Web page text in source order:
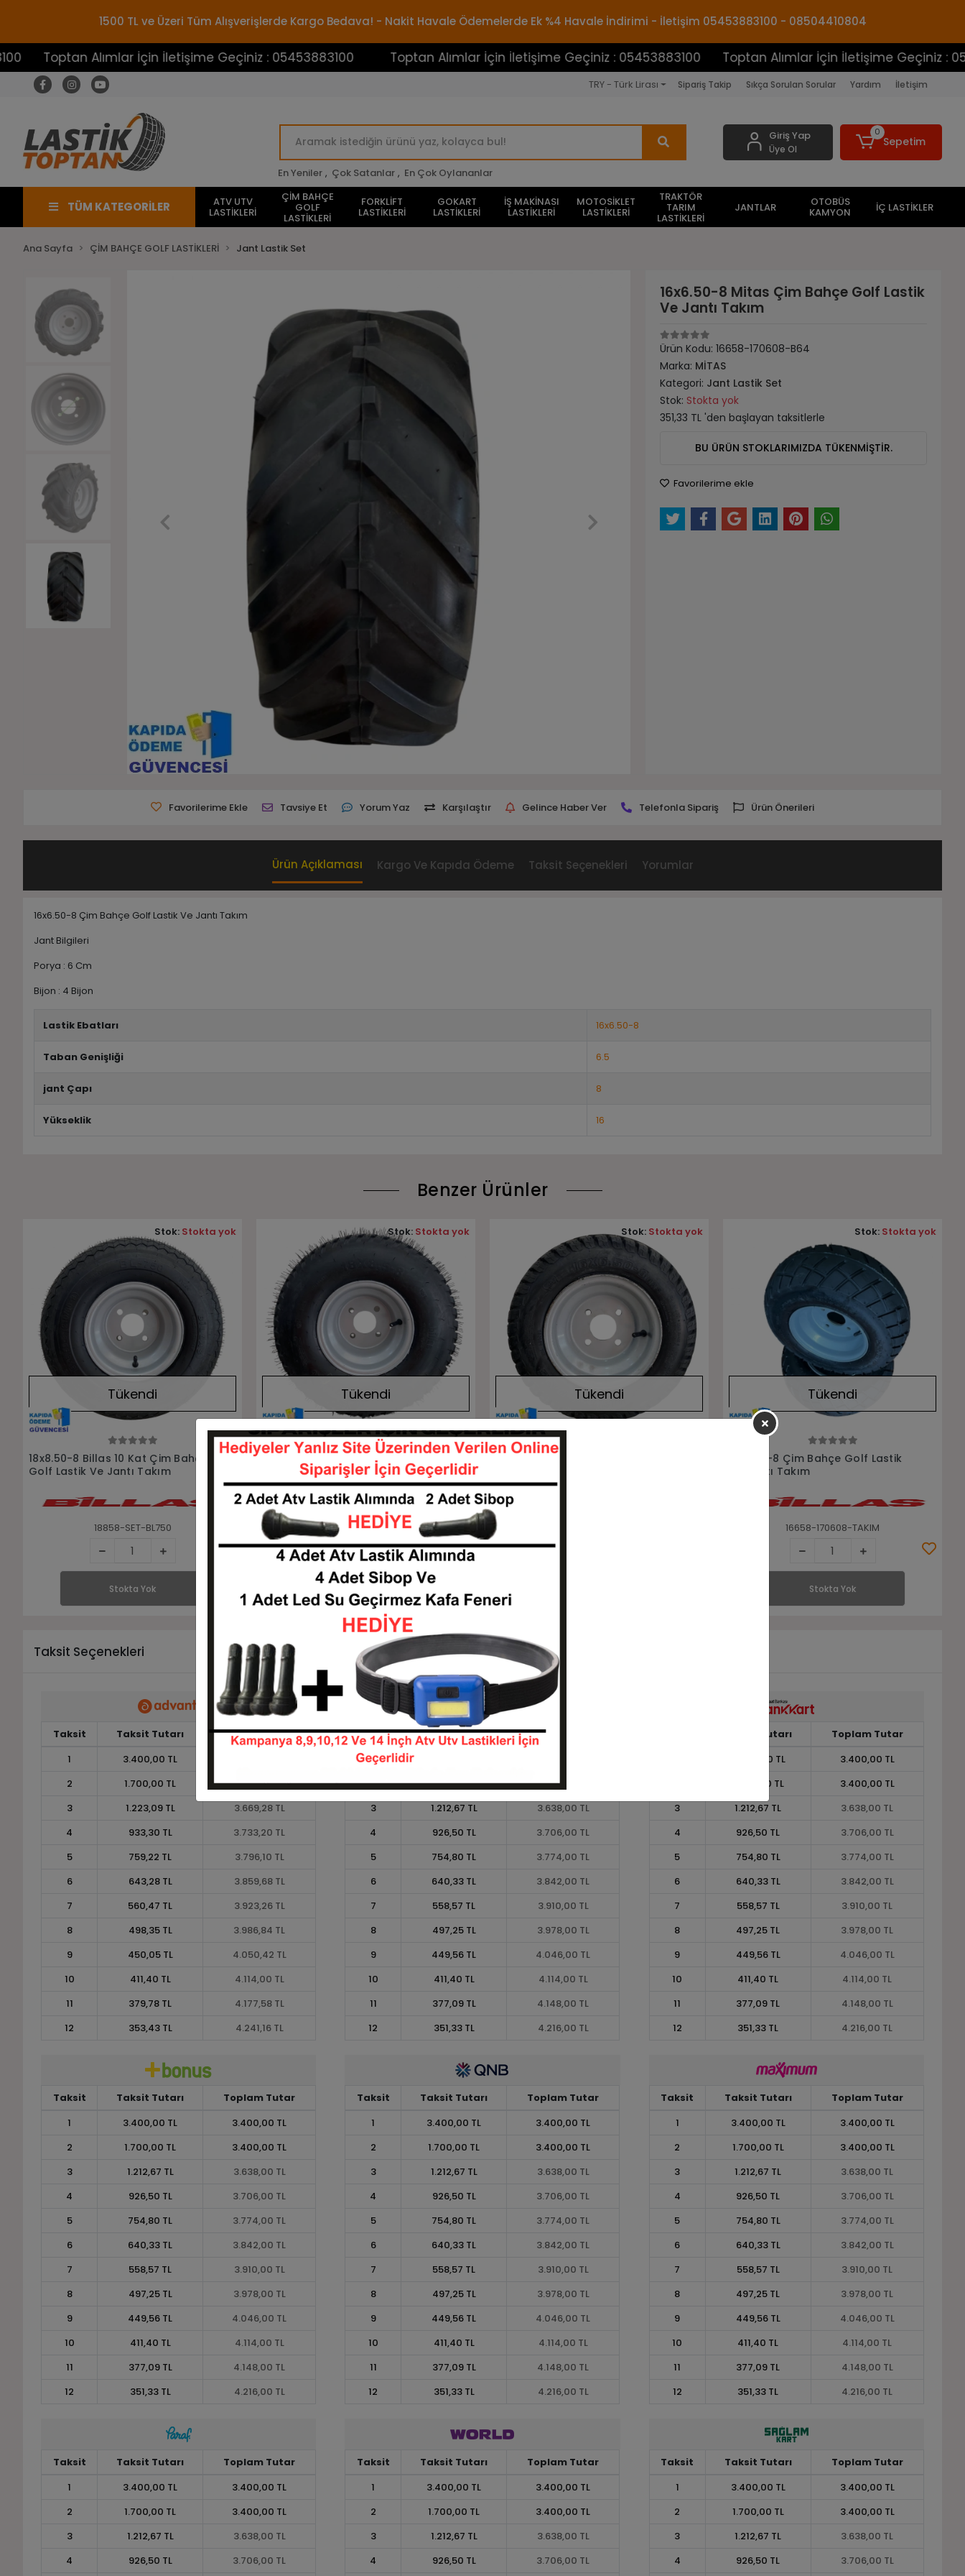
1500 TL ve Üzeri Tüm Alışverişlerde Kargo Bedava! - Nakit Havale Ödemelerde Ek %4 Havale İndirimi - İletişim 05453883100 - 08504410804
Alımlar İçin İletişime Geçiniz : 05453883100 Toptan Alımlar İçin İletişime Geçiniz : 05453883100 Toptan Alımlar İçin İletişime Geçiniz :
TRY - Türk Lirası Sipariş Takip Sıkça Sorulan Sorular Yardım İletişim
En Yeniler , Çok Satanlar , En Çok Oylananlar
Giriş Yap
Üye Ol
0
Sepetim
TÜM KATEGORİLER ATV UTV
LASTİKLERİ
ÇİM BAHÇE
GOLF
LASTİKLERİ
FORKLİFT
LASTİKLERİ
GOKART
LASTİKLERİ
İŞ MAKİNASI
LASTİKLERİ
MOTOSİKLET
LASTİKLERİ
TRAKTÖR
TARIM
LASTİKLERİ
JANTLAR OTOBÜS
KAMYON İÇ LASTİKLER
Ana Sayfa ÇİM BAHÇE GOLF LASTİKLERİ Jant Lastik Set
16x6.50-8 Mitas Çim Bahçe Golf Lastik
Ve Jantı Takım
Ürün Kodu:16658-170608-B64
Marka: MİTAS
Kategori: Jant Lastik Set
Stok: Stokta yok
351,33 TL 'den başlayan taksitlerle
BU ÜRÜN STOKLARIMIZDA TÜKENMİŞTİR.
Favorilerime ekle
Favorilerime Ekle Tavsiye Et Yorum Yaz Karşılaştır Gelince Haber Ver Telefonla Sipariş Ürün Önerileri
Ürün Açıklaması Kargo Ve Kapıda Ödeme Taksit Seçenekleri Yorumlar
16x6.50-8 Çim Bahçe Golf Lastik Ve Jantı Takım
Jant Bilgileri
Porya : 6 Cm
Bijon : 4 Bijon
Lastik Ebatları 16x6.50-8
Taban Genişliği 6.5
jant Çapı 8
Yükseklik 16
Benzer Ürünler
Stokta Yok
Tükendi
18x8.50-8 Billas 10 Kat Çim Bahçe
Golf Lastik Ve Jantı Takım
18858-SET-BL750
Stok: Stokta yok
Stokta Yok
Stokta Yok
Tükendi
18x8.50-8 Billas Çim Bahçe Golf
Lastik Ve Jantı Takım
18858-SET-BL757
Stok: Stokta yok
Stokta Yok
Tükendi
Stok: Stokta yok
Stokta Yok
Tükendi
16x6.50-8 Çim Bahçe Golf Lastik
Ve Jantı Takım
16658-170608-TAKIM
Stok: Stokta yok
Stokta Yok
Taksit Seçenekleri
Taksit Taksit Tutarı
Toplam Tutar
1
3.400,00 TL
2
1.700,00 TL
3.400,00 TL
3
1.223,09 TL
3.669,28 TL
4
933,30 TL
3.733,20 TL
5
759,22 TL
3.796,10 TL
6
643,28 TL
3.859,68 TL
7
560,47 TL
3.923,26 TL
8
498,35 TL
3.986,84 TL
9
450,05 TL
4.050,42 TL
10
411,40 TL
4.114,00 TL
11
379,78 TL
4.177,58 TL
12
353,43 TL 4.241,16 TL
Taksit Taksit Tutarı
Toplam Tutar
1
2
1.700,00 TL
3.400,00 TL
3
1.212,67 TL
3.638,00 TL
4
926,50 TL
3.706,00 TL
5
754,80 TL
3.774,00 TL
6
640,33 TL
3.842,00 TL
7
558,57 TL
3.910,00 TL
8
497,25 TL
3.978,00 TL
9
449,56 TL
4.046,00 TL
10
411,40 TL
4.114,00 TL
11
377,09 TL
4.148,00 TL
12
351,33 TL 4.216,00 TL
Taksit Tutarı
Toplam Tutar
3.400,00 TL
3.400,00 TL
1.700,00 TL
3.400,00 TL
3
1.212,67 TL
3.638,00 TL
4
926,50 TL
3.706,00 TL
5
754,80 TL
3.774,00 TL
6
640,33 TL
3.842,00 TL
7
558,57 TL
3.910,00 TL
8
497,25 TL
3.978,00 TL
9
449,56 TL
4.046,00 TL
10
411,40 TL
4.114,00 TL
11
377,09 TL
4.148,00 TL
12
351,33 TL 4.216,00 TL
Taksit Taksit Tutarı
Toplam Tutar
1
3.400,00 TL
3.400,00 TL
2
1.700,00 TL
3.400,00 TL
3
1.212,67 TL
3.638,00 TL
4
926,50 TL
3.706,00 TL
5
754,80 TL
3.774,00 TL
6
640,33 TL
3.842,00 TL
7
558,57 TL
3.910,00 TL
8
497,25 TL
3.978,00 TL
9
449,56 TL
4.046,00 TL
10
411,40 TL
4.114,00 TL
11
377,09 TL
4.148,00 TL
12
351,33 TL 4.216,00 TL
Taksit Taksit Tutarı
Toplam Tutar
1
3.400,00 TL
3.400,00 TL
2
1.700,00 TL
3.400,00 TL
3
1.212,67 TL
3.638,00 TL
4
926,50 TL
3.706,00 TL
5
754,80 TL
3.774,00 TL
6
640,33 TL
3.842,00 TL
7
558,57 TL
3.910,00 TL
8
497,25 TL
3.978,00 TL
9
449,56 TL
4.046,00 TL
10
411,40 TL
4.114,00 TL
11
377,09 TL
4.148,00 TL
12
351,33 TL 4.216,00 TL
Taksit Taksit Tutarı
Toplam Tutar
1
3.400,00 TL
3.400,00 TL
2
1.700,00 TL
3.400,00 TL
3
1.212,67 TL
3.638,00 TL
4
926,50 TL
3.706,00 TL
5
754,80 TL
3.774,00 TL
6
640,33 TL
3.842,00 TL
7
558,57 TL
3.910,00 TL
8
497,25 TL
3.978,00 TL
9
449,56 TL
4.046,00 TL
10
411,40 TL
4.114,00 TL
11
377,09 TL
4.148,00 TL
12
351,33 TL 4.216,00 TL
Taksit Taksit Tutarı
Toplam Tutar
1
3.400,00 TL
3.400,00 TL
2
1.700,00 TL
3.400,00 TL
3
1.212,67 TL
3.638,00 TL
4
926,50 TL 3.706,00 TL
Taksit Taksit Tutarı
Toplam Tutar
1
3.400,00 TL
3.400,00 TL
2
1.700,00 TL
3.400,00 TL
3
1.212,67 TL
3.638,00 TL
4
926,50 TL 3.706,00 TL
Taksit Taksit Tutarı
Toplam Tutar
1
3.400,00 TL
3.400,00 TL
2
1.700,00 TL
3.400,00 TL
3
1.212,67 TL
3.638,00 TL
4
926,50 TL 3.706,00 TL